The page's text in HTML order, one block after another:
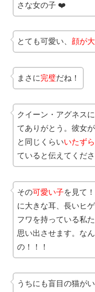
さな女の子 ❤️
とても可愛い、 顔が
まさに完璧だね！
クイーン・アグネス
てありがとう。彼女
と同じくらいいたず
ていると伝えてくださ
その可愛い子を見て
に大きな耳、長いヒ
フワを持っている私
思い出させます。な
の！！！
うちにも盲目の猫が